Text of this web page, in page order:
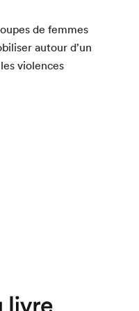
de femmes
autour d’un
vio­lences